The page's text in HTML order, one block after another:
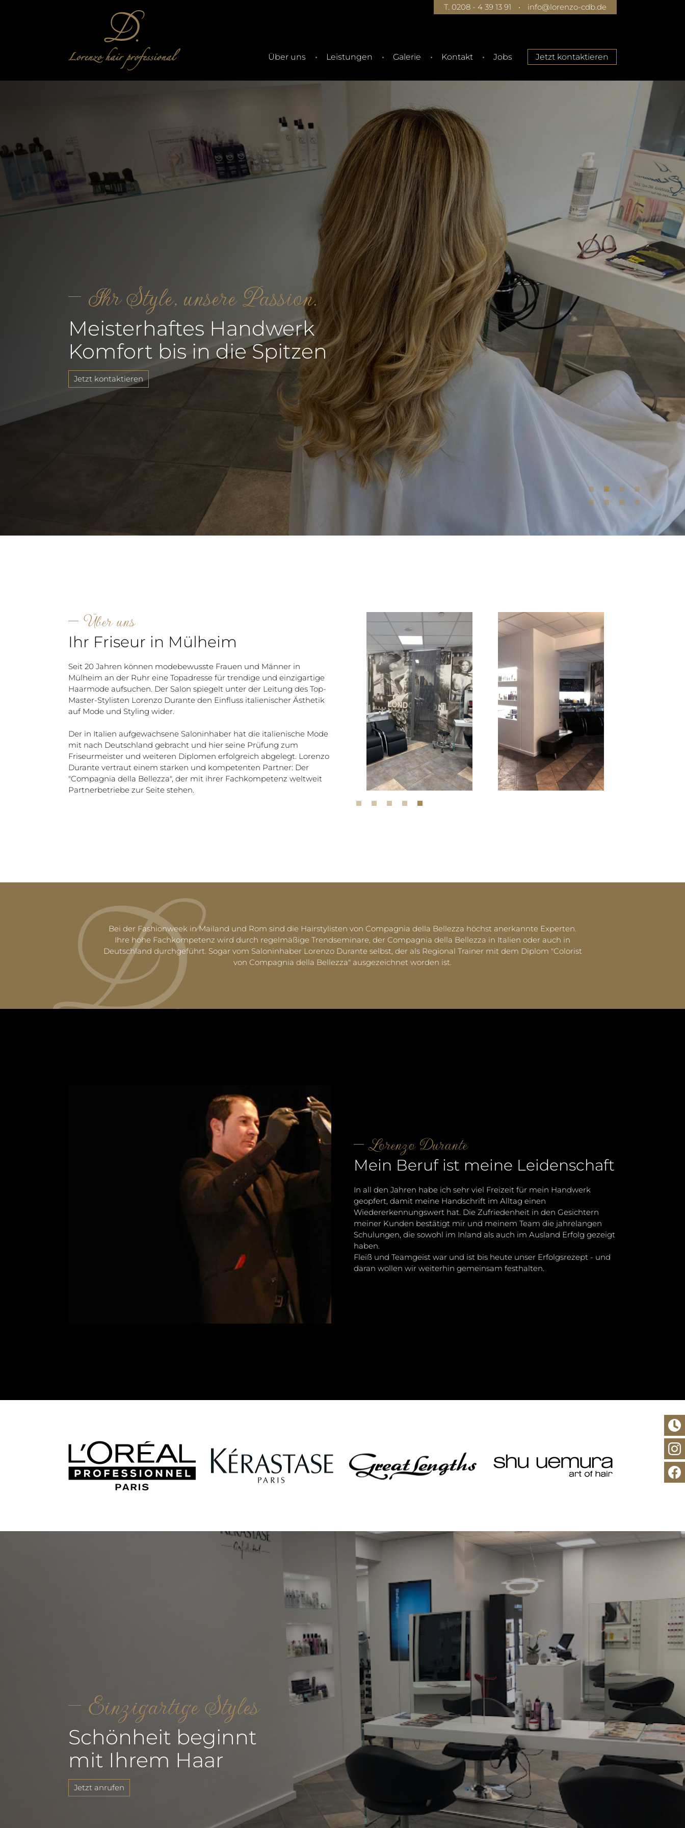
Über uns Leistungen Galerie Kontakt Jobs Jetzt kontaktieren
T. 0208 - 4 39 13 91 • info@lorenzo-cdb.de
Ihr Style, unsere Passion.
Meisterhaftes Handwerk
Komfort bis in die Spitzen
Jetzt kontaktieren
Über uns
Ihr Friseur in Mülheim
Seit 20 Jahren können modebewusste Frauen und Männer in
Mülheim an der Ruhr eine Topadresse für trendige und einzigartige
Haarmode aufsuchen. Der Salon spiegelt unter der Leitung des Top-
Master-Stylisten Lorenzo Durante den Einfluss italienischer Ästhetik
auf Mode und Styling wider.
Der in Italien aufgewachsene Saloninhaber hat die italienische Mode
mit nach Deutschland gebracht und hier seine Prüfung zum
Friseurmeister und weiteren Diplomen erfolgreich abgelegt. Lorenzo
Durante vertraut einem starken und kompetenten Partner: Der
"Compagnia della Bellezza", der mit ihrer Fachkompetenz weltweit
Partnerbetriebe zur Seite stehen.
Bei der Fashionweek in Mailand und Rom sind die Hairstylisten von Compagnia della Bellezza höchst anerkannte Experten.
Ihre hohe Fachkompetenz wird durch regelmäßige Trendseminare, der Compagnia della Bellezza in Italien oder auch in
Deutschland durchgeführt. Sogar vom Saloninhaber Lorenzo Durante selbst, der als Regional Trainer mit dem Diplom "Colorist
von Compagnia della Bellezza" ausgezeichnet worden ist.
Lorenzo Durante
Mein Beruf ist meine Leidenschaft
In all den Jahren habe ich sehr viel Freizeit für mein Handwerk
geopfert, damit meine Handschrift im Alltag einen
Wiedererkennungswert hat. Die Zufriedenheit in den Gesichtern
meiner Kunden bestätigt mir und meinem Team die jahrelangen
Schulungen, die sowohl im Inland als auch im Ausland Erfolg gezeigt
haben.
Fleiß und Teamgeist war und ist bis heute unser Erfolgsrezept - und
daran wollen wir weiterhin gemeinsam festhalten.
Einzigartige Styles
Schönheit beginnt
mit Ihrem Haar
Jetzt anrufen